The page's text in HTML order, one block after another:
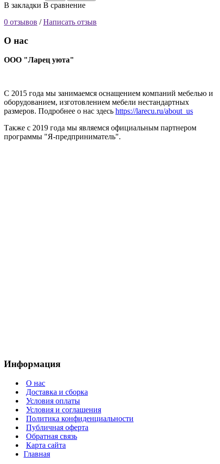
В закладки В сравнение
0 отзывов /Написать отзыв
О нас
ООО "Ларец уюта"
С 2015 года мы занимаемся оснащением компаний мебелью и
оборудованием, изготовлением мебели нестандартных
размеров. Подробнее о нас здесь https://larecu.ru/about_us
Также с 2019 года мы являемся официальным партнером
программы "Я-предприниматель".
Информация
О нас
Доставка и сборка
Условия оплаты
Условия и соглашения
Политика конфиденциальности
Публичная оферта
Обратная связь
Карта сайта
Главная